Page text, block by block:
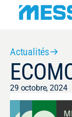
Actualités
29 octobre, 2024